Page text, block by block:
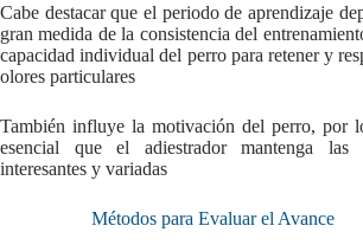
Cabe destacar que el periodo de aprendizaje
gran medida de la consistencia del
capacidad individual del perro para retener y
olores particulares
También influye la motivación del perro, por
esencial que el adiestrador mantenga las
interesantes y variadas
Métodos para Evaluar el Avance